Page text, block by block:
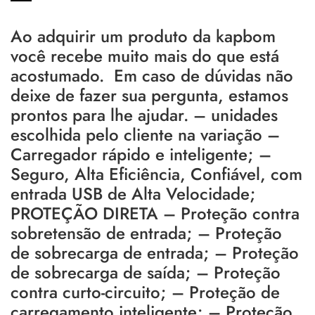
Ao adquirir um produto da kapbom
você recebe muito mais do que está
acostumado. Em caso de dúvidas não
deixe de fazer sua pergunta, estamos
prontos para lhe ajudar. – unidades
escolhida pelo cliente na variação –
Carregador rápido e inteligente; –
Seguro, Alta Eficiência, Confiável, com
entrada USB de Alta Velocidade;
PROTEÇÃO DIRETA – Proteção contra
sobretensão de entrada; – Proteção
de sobrecarga de entrada; – Proteção
de sobrecarga de saída; – Proteção
contra curto-circuito; – Proteção de